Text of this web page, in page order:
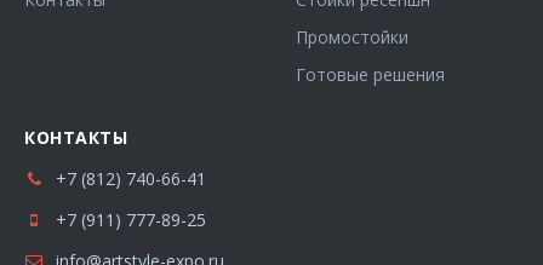
Промостойки
Готовые решения
КОНТАКТЫ
+7 (812) 740-66-41
+7 (911) 777-89-25